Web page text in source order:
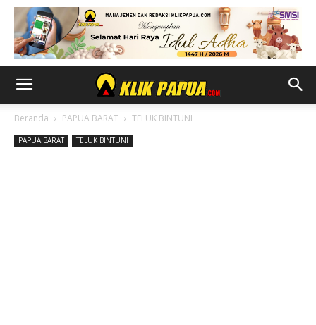
Beranda PAPUA BARAT TELUK BINTUNI
PAPUA BARAT TELUK BINTUNI